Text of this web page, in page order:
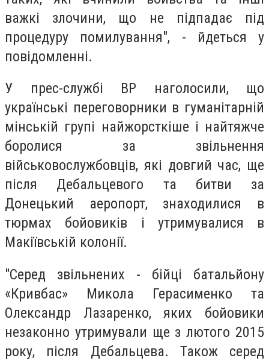
важкі злочини, що не підпадає під
процедуру помилування", - йдеться у
повідомленні.
У прес-службі ВР наголосили, що
українські переговорники в гуманітарній
мінській групі найжорсткіше і найтяжче
боролися за звільнення
військовослужбовців, які довгий час, ще
після Дебальцевого та битви за
Донецький аеропорт, знаходилися в
тюрмах бойовиків і утримувалися в
Макіївській колонії.
"Серед звільнених - бійці батальйону
«Кривбас» Микола Герасименко та
Олександр Лазаренко, яких бойовики
незаконно утримували ще з лютого 2015
року, після Дебальцева. Також серед